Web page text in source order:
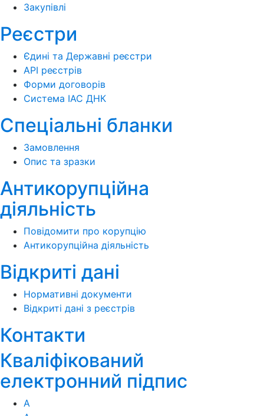
Закупівлі
Реєстри
Єдині та Державні реєстри
API реєстрів
Форми договорів
Система ІАС ДНК
Спеціальні бланки
Замовлення
Опис та зразки
Антикорупційна
діяльність
Повідомити про корупцію
Антикорупційна діяльність
Відкриті дані
Нормативні документи
Відкриті дані з реєстрів
Контакти
Кваліфікований
електронний підпис
А